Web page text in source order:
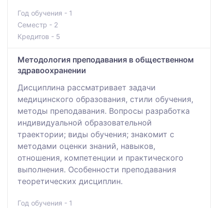
Год обучения - 1
Семестр - 2
Кредитов - 5
Методология преподавания в общественном
здравоохранении
Дисциплина рассматривает задачи
медицинского образования, стили обучения,
методы преподавания. Вопросы разработка
индивидуальной образовательной
траектории; виды обучения; знакомит с
методами оценки знаний, навыков,
отношения, компетенции и практического
выполнения. Особенности преподавания
теоретических дисциплин.
Год обучения - 1